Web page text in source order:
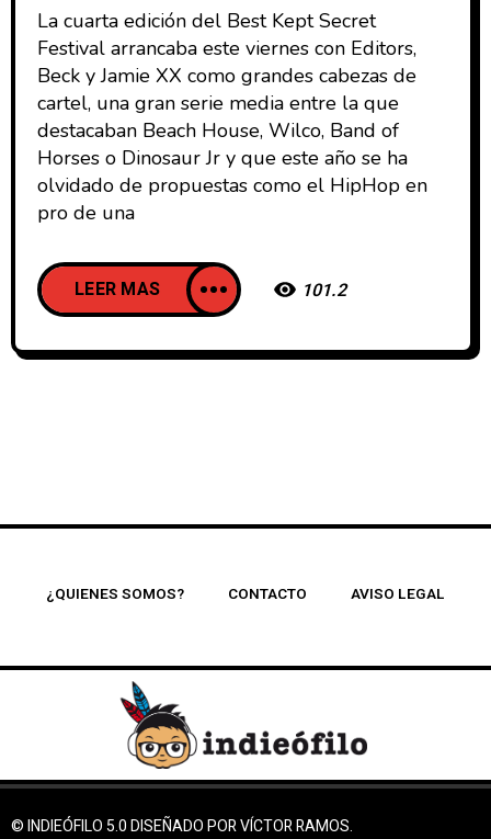
La cuarta edición del Best Kept Secret
Festival arrancaba este viernes con Editors,
Beck y Jamie XX como grandes cabezas de
cartel, una gran serie media entre la que
destacaban Beach House, Wilco, Band of
Horses o Dinosaur Jr y que este año se ha
olvidado de propuestas como el HipHop en
pro de una
LEER MAS 101.2
¿QUIENES SOMOS? CONTACTO AVISO LEGAL
© INDIEÓFILO 5.0 DISEÑADO POR VÍCTOR RAMOS.